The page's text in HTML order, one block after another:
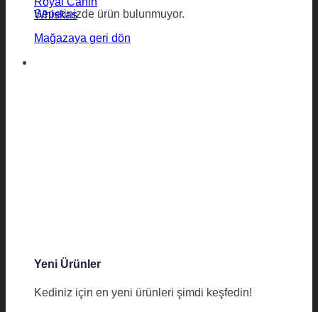
Sepetinizde ürün bulunmuyor.
Mağazaya geri dön
Whiskas
Yeni Ürünler
Kediniz için en yeni ürünleri şimdi keşfedin!